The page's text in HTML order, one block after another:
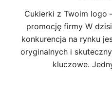
Cukierki z Twoim logo
promocję firmy W
konkurencja na rynku
oryginalnych i
kluczowe.